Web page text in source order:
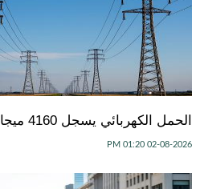
الحمل الكهربائي يسجل 4160 ميجاواط السبت
02-08-2026 01:20 PM